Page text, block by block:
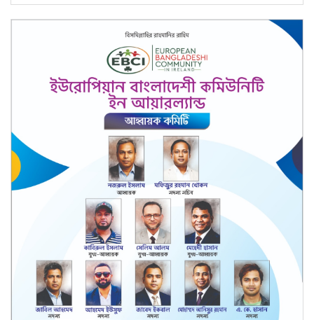
10
জুলাইকে ভুলিয়ে দেওয়ার সংগ্রাম
শুরু হয়েছে: জামায়াত আমির
৫ আগস্ট ঘিরে দেশজুড়ে কঠোর
নিরাপত্তা ব্যবস্থা
13
ভবদহে জলাবদ্ধতার স্থায়ী সমাধানের
দাবিতে যশোরে অবস্থান কর্মসূচি
গাজীপুরে পরীক্ষায় অসদুপায়: ৩০
শিক্ষার্থী বহিষ্কার
15
সরকারি দপ্তরে এআই ব্যবহারে যে
নির্দেশনা মন্ত্রিপরিষদ বিভাগের